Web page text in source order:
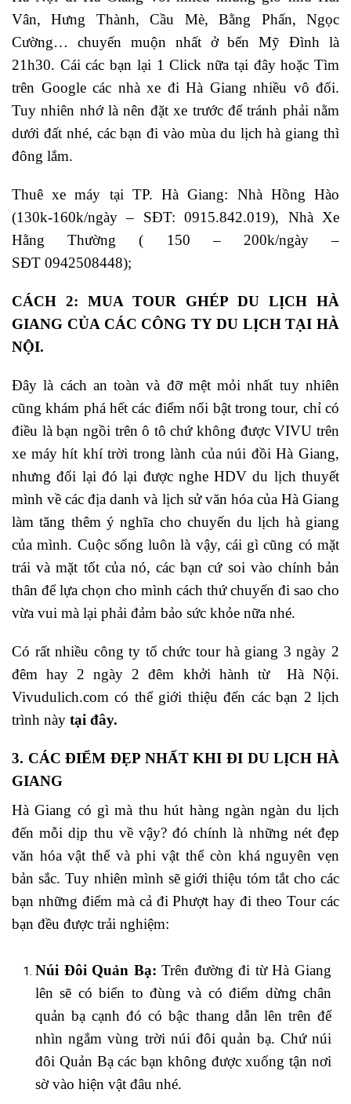
Vân, Hưng Thành, Cầu Mè, Bằng Phấn, Ngọc
Cường… chuyến muộn nhất ở bến Mỹ Đình là
21h30. Cái các bạn lại 1 Click nữa tại đây hoặc Tìm
trên Google các nhà xe đi Hà Giang nhiều vô đối.
Tuy nhiên nhớ là nên đặt xe trước để tránh phải nằm
dưới đất nhé, các bạn đi vào mùa du lịch hà giang thì
đông lắm.
Thuê xe máy tại TP. Hà Giang: Nhà Hồng Hào
(130k-160k/ngày – SĐT: 0915.842.019), Nhà Xe
Hằng Thường ( 150 – 200k/ngày –
SĐT 0942508448);
CÁCH 2: MUA TOUR GHÉP DU LỊCH HÀ
GIANG CỦA CÁC CÔNG TY DU LỊCH TẠI HÀ
NỘI.
Đây là cách an toàn và đỡ mệt mỏi nhất tuy nhiên
cũng khám phá hết các điểm nổi bật trong tour, chỉ có
điều là bạn ngồi trên ô tô chứ không được VIVU trên
xe máy hít khí trời trong lành của núi đồi Hà Giang,
nhưng đổi lại đó lại được nghe HDV du lịch thuyết
mình về các địa danh và lịch sử văn hóa của Hà Giang
làm tăng thêm ý nghĩa cho chuyến du lịch hà giang
của mình. Cuộc sống luôn là vậy, cái gì cũng có mặt
trái và mặt tốt của nó, các bạn cứ soi vào chính bản
thân để lựa chọn cho mình cách thứ chuyến đi sao cho
vừa vui mà lại phải đảm bảo sức khỏe nữa nhé.
Có rất nhiều công ty tổ chức tour hà giang 3 ngày 2
đêm hay 2 ngày 2 đêm khởi hành từ Hà Nội.
Vivudulich.com có thể giới thiệu đến các bạn 2 lịch
trình này tại đây.
3. CÁC ĐIỂM ĐẸP NHẤT KHI ĐI DU LỊCH HÀ
GIANG
Hà Giang có gì mà thu hút hàng ngàn ngàn du lịch
đến mỗi dịp thu về vậy? đó chính là những nét đẹp
văn hóa vật thể và phi vật thể còn khá nguyên vẹn
bản sắc. Tuy nhiên mình sẽ giới thiệu tóm tắt cho các
bạn những điểm mà cả đi Phượt hay đi theo Tour các
bạn đều được trải nghiệm:
Núi Đôi Quản Bạ: Trên đường đi từ Hà Giang
lên sẽ có biển to đùng và có điểm dừng chân
quản bạ cạnh đó có bậc thang dẫn lên trên để
nhìn ngắm vùng trời núi đôi quản bạ. Chứ núi
đôi Quản Bạ các bạn không được xuống tận nơi
sờ vào hiện vật đâu nhé.